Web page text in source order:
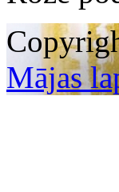
Mājas